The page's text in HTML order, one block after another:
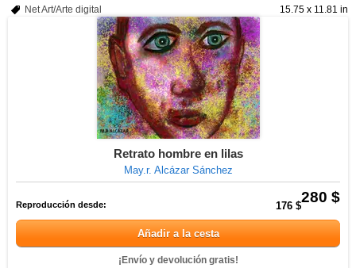
15.75 x 11.81 in
Net Art/Arte digital
Retrato hombre en lilas
May.r. Alcázar Sánchez
280 $
Reproducción desde: 176 $
Añadir a la cesta
¡Envío y devolución gratis!